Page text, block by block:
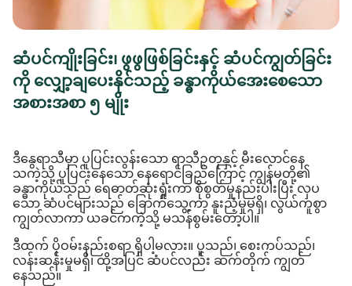
ဆံပင်ကျိုးခြင်း၊ ဖွဖွဖြစ်ခြင်းနှင့် ဆံပင်ကျွတ်ခြင်း
ကို လျှော့ချပေးနိုင်သည့် ခန္ဓာကိုယ်အေးစေသော
အစားအစာ ၅ မျိုး
ဒီနွေရာသီမှာ ပူပြင်းလွန်းသော ရာသီဥတုနှင့် မီးလောင်နေ
သကဲ့သို့ ပူပြင်းနေသော နေရောင်ခြည်ကြောင့် ကျွန်မတို့၏
ခန္ဓာကိုယ်သည် ရေဓာတ်ဆုံးရှုံးကာ စိုစွတ်မှုနည်းပါးပြီး လှပ
သော ဆံပင်များသည် ခြောက်သွေ့ကာ နူးညံ့မှုမရှိ၊ လွယ်ကူစွာ
ကျွတ်လာကာ ယခင်ကကဲ့သို့ မသန်စွမ်းတော့ပါ။
ဒီထက် ပိုဝမ်းနည်းစရာ ရှိပါ့မလား။ ပူသည်၊ စေးကပ်သည်၊
လန်းဆန်းမှုမရှိ၊ ထို့အပြင် ဆံပင်လည်း ဆက်တိုက် ကျွတ်
နေသည်။